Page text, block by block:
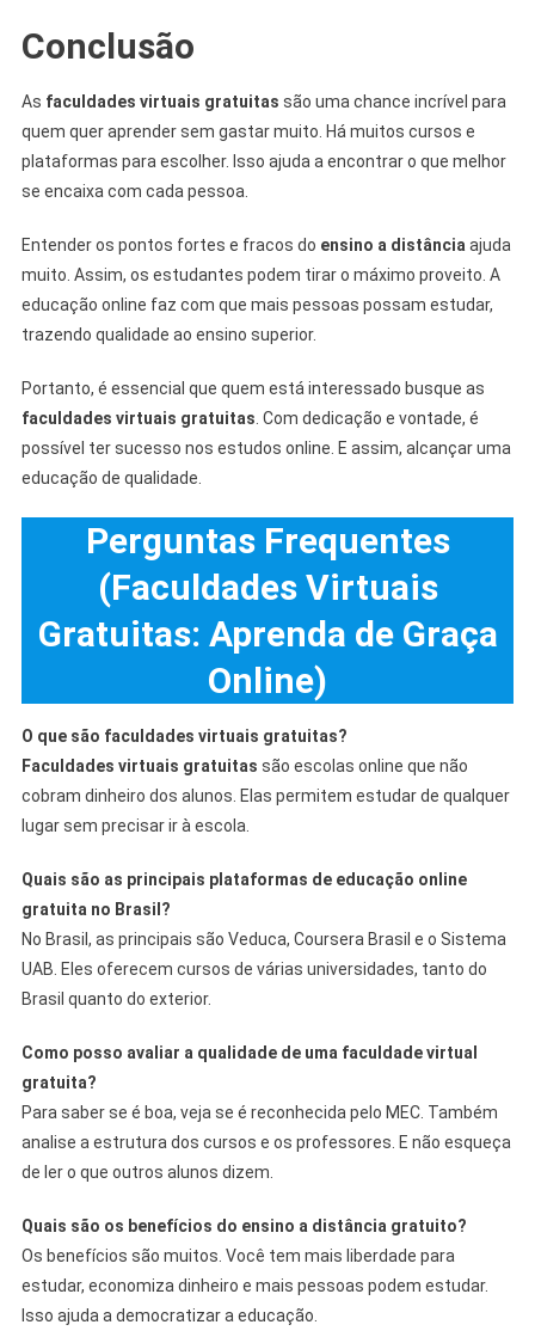
Conclusão
As faculdades virtuais gratuitas são uma chance incrível para
quem quer aprender sem gastar muito. Há muitos cursos e
plataformas para escolher. Isso ajuda a encontrar o que melhor
se encaixa com cada pessoa.
Entender os pontos fortes e fracos do ensino a distânciaajuda
muito. Assim, os estudantes podem tirar o máximo proveito. A
educação online faz com que mais pessoas possam estudar,
trazendo qualidade ao ensino superior.
Portanto, é essencial que quem está interessado busque as
faculdades virtuais gratuitas. Com dedicação e vontade, é
possível ter sucesso nos estudos online. E assim, alcançar uma
educação de qualidade.
Perguntas Frequentes
(Faculdades Virtuais
Gratuitas: Aprenda de Graça
Online)
O que são faculdades virtuais gratuitas?
Faculdades virtuais gratuitas são escolas online que não
cobram dinheiro dos alunos. Elas permitem estudar de qualquer
lugar sem precisar ir à escola.
Quais são as principais plataformas de educação online
gratuita no Brasil?
No Brasil, as principais são Veduca, Coursera Brasil e o Sistema
UAB. Eles oferecem cursos de várias universidades, tanto do
Brasil quanto do exterior.
Como posso avaliar a qualidade de uma faculdade virtual
gratuita?
Para saber se é boa, veja se é reconhecida pelo MEC. Também
analise a estrutura dos cursos e os professores. E não esqueça
de ler o que outros alunos dizem.
Quais são os benefícios do ensino a distância gratuito?
Os benefícios são muitos. Você tem mais liberdade para
estudar, economiza dinheiro e mais pessoas podem estudar.
Isso ajuda a democratizar a educação.